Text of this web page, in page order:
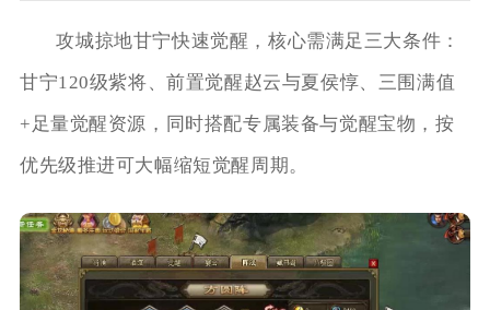
攻城掠地甘宁快速觉醒，核心需满足三大条件：
甘宁120级紫将、前置觉醒赵云与夏侯惇、三围满值
+足量觉醒资源，同时搭配专属装备与觉醒宝物，按
优先级推进可大幅缩短觉醒周期。